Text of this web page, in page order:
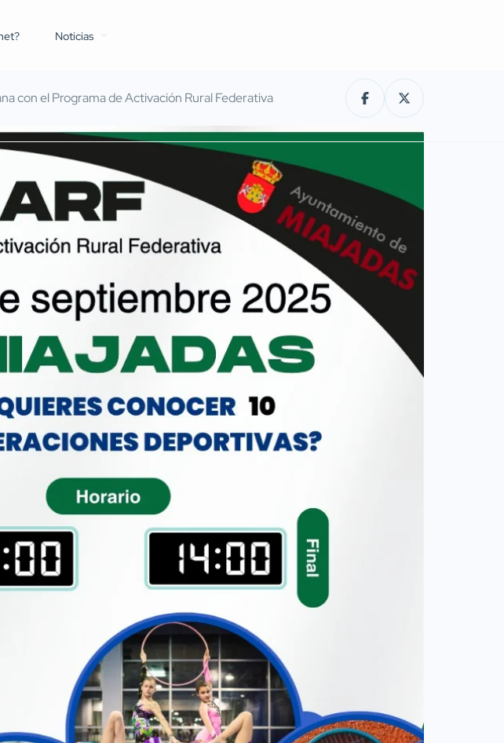
Noticias
con el Programa de Activación Rural Federativa